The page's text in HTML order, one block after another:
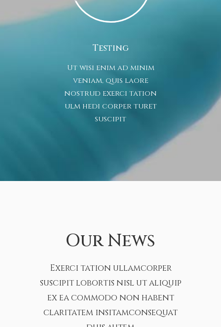
Testing
Ut wisi enim ad minim
veniam, quis laore
nostrud exerci tation
ulm hedi corper turet
suscipit
Our News
Exerci tation ullamcorper
suscipit lobortis nisl ut aliquip
ex ea commodo non habent
claritatem insitamconsequat